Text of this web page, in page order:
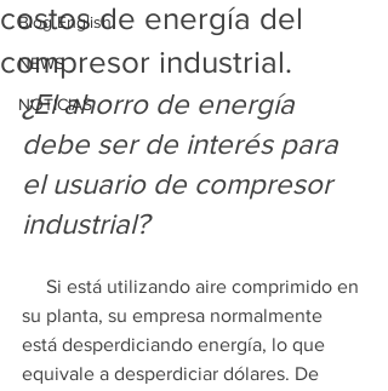
Blog English
NEWS
NOTICIAS
costos de energía del
compresor industrial.
¿El ahorro de energía
debe ser de interés para
el usuario de compresor
industrial?
su planta, su empresa normalmente
está desperdiciando energía, lo que
equivale a desperdiciar dólares. De